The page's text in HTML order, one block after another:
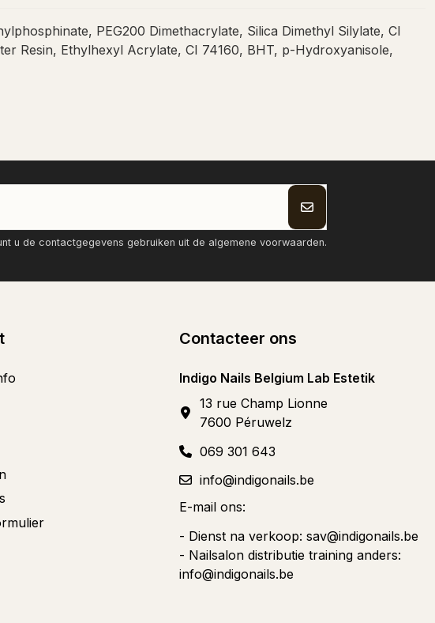
PEG200 Dimethacrylate, Silica Dimethyl Silylate, CI
Resin, Ethylhexyl Acrylate, CI 74160, BHT, p-Hydroxyanisole,
u de contactgegevens gebruiken uit de algemene voorwaarden.
Contacteer ons
Indigo Nails Belgium Lab Estetik
13 rue Champ Lionne
7600 Péruwelz
069 301 643
info@indigonails.be
E-mail ons:
- Dienst na verkoop: sav@indigonails.be
- Nailsalon distributie training anders:
info@indigonails.be